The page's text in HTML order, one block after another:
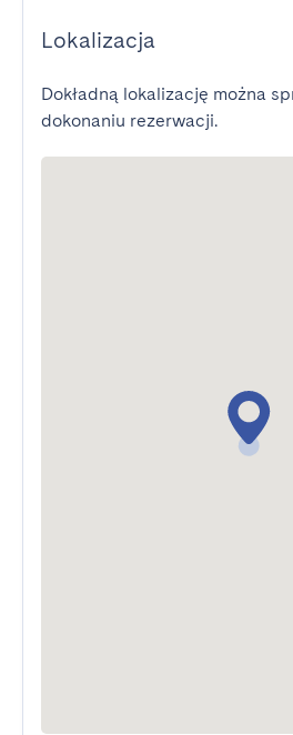
Lokalizacja
Dokładną lokalizację można
dokonaniu rezerwacji.